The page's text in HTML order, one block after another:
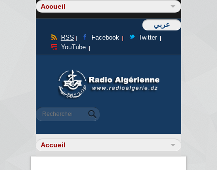
عربي
RSS Facebook
Twitter
YouTube
Formulaire de recherche
Rechercher